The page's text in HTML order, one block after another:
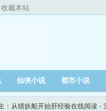
收藏本站
仙侠小说 都市小说
：从猎妖船开始肝经验在线阅读 -